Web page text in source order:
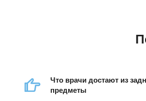
Что врачи достают из
предметы